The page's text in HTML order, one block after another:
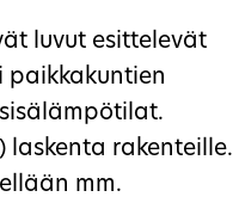
luvut esittelevät
paikkakuntien
laskenta rakenteille.
mm.